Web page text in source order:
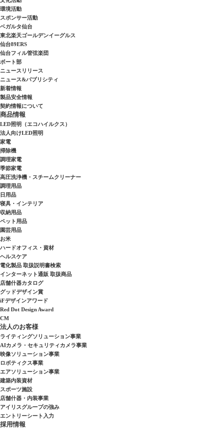
環境活動
スポンサー活動
ベガルタ仙台
東北楽天ゴールデンイーグルス
仙台89ERS
仙台フィル管弦楽団
ボート部
ニュースリリース
ニュース&パブリシティ
新着情報
製品安全情報
契約情報について
商品情報
LED照明（エコハイルクス）
法人向けLED照明
家電
掃除機
調理家電
季節家電
高圧洗浄機・スチームクリーナー
調理用品
日用品
寝具・インテリア
収納用品
ペット用品
園芸用品
お米
ハードオフィス・資材
ヘルスケア
電化製品 取扱説明書検索
インターネット通販 取扱商品
店舗什器カタログ
グッドデザイン賞
iFデザインアワード
Red Dot Design Award
CM
法人のお客様
ライティングソリューション事業
AIカメラ・セキュリティカメラ事業
映像ソリューション事業
ロボティクス事業
エアソリューション事業
建築内装資材
スポーツ施設
店舗什器・内装事業
アイリスグループの強み
エントリーシート入力
採用情報